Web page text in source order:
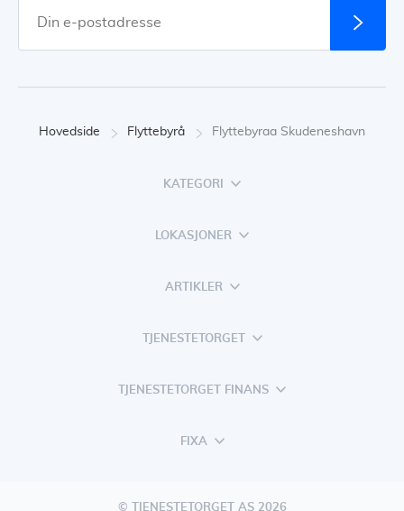
Hovedside Flyttebyrå Flyttebyraa Skudeneshavn
KATEGORI
LOKASJONER
ARTIKLER
TJENESTETORGET
TJENESTETORGET FINANS
FIXA
© TJENESTETORGET AS 2026